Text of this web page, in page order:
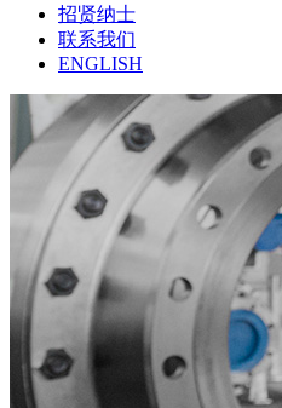
招贤纳士
联系我们
ENGLISH